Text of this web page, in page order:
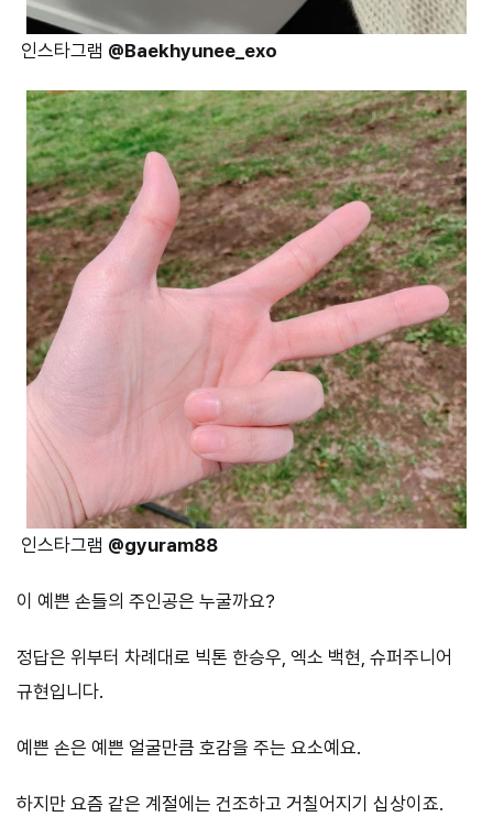
인스타그램 @Baekhyunee_exo
인스타그램 @gyuram88
이 예쁜 손들의 주인공은 누굴까요?
정답은 위부터 차례대로 빅톤 한승우, 엑소 백현, 슈퍼주니어
규현입니다.
예쁜 손은 예쁜 얼굴만큼 호감을 주는 요소예요.
하지만 요즘 같은 계절에는 건조하고 거칠어지기 십상이죠.